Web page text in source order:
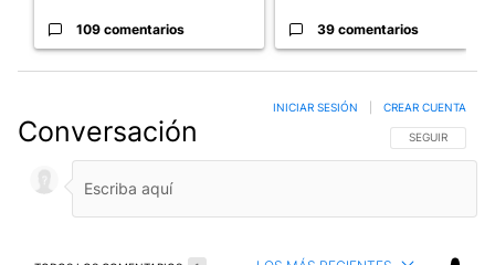
109 comentarios 39 comentarios
Conversación SIGA ESTA
SEGUIR
INICIAR SESIÓN CREAR CUENTA